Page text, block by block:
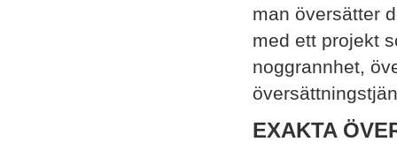
man översätter
med ett projekt
noggrannhet,
EXAKTA